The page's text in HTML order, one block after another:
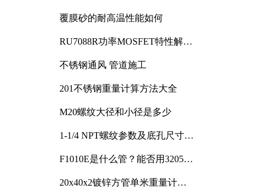
覆膜砂的耐高温性能如何
RU7088R功率MOSFET特性解析
不锈钢通风 管道施工
201不锈钢重量计算方法大全
M20螺纹大径和小径是多少
1-1/4 NPT螺纹参数及底孔尺寸详
F1010E是什么管？能否用3205或
20x40x2镀锌方管单米重量计算